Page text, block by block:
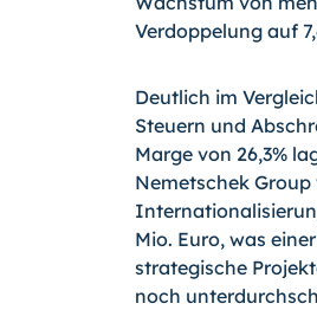
Verdoppelung auf
Deutlich im
Steuern und
Marge von 26,3%
Nemetschek
Mio. Euro, was
strategische
noch